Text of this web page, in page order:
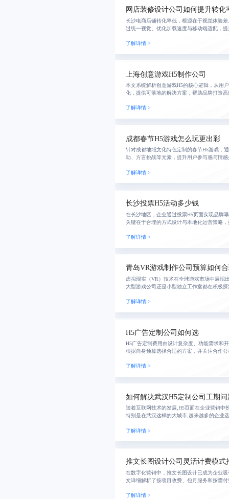
网店装修设计公司如何提升转化
长沙电商店铺转化率低，根源在于视觉体验
过统一视觉、优化加载速度与移动端适配，
了解详情 >
上海创意游戏H5制作公司
本文系统解析创意游戏H5的核心逻辑，从用
化，提供可落地的解决方案，帮助品牌打造
了解详情 >
成都春节H5游戏怎么玩更出彩
针对成都地域文化特色定制的春节H5游戏，
动、方言挑战等元素，提升用户参与感与情
了解详情 >
长沙投票H5活动多少钱
在长沙地区，企业通过投票H5页面实现品牌
关键在于合理的方式设计与本地化运营策略
了解详情 >
青岛VR游戏制作公司预算如何
虚拟现实（VR）技术在全球游戏市场中展现
大型游戏公司还是小型独立工作室都在积极
展机遇，
了解详情 >
H5广告定制公司如何选
H5广告定制费用由设计复杂度、功能需求和
根据自身预算选择合适的方案，并关注合作
企业的
了解详情 >
如何解决武汉H5定制公司工期问
随着互联网技术的发展,H5页面在企业营销中
特别是在武汉这样的大城市,越来越多的企业
准
了解详情 >
推文长图设计公司灵活计费模式
在数字化营销中，推文长图设计已成为企业
文详细解析了按项目收费、包月服务和按需
本并获得
了解详情 >